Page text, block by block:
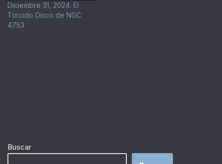
Diciembre 31, 2024. El
Torcido Disco de NGC
4753
Buscar